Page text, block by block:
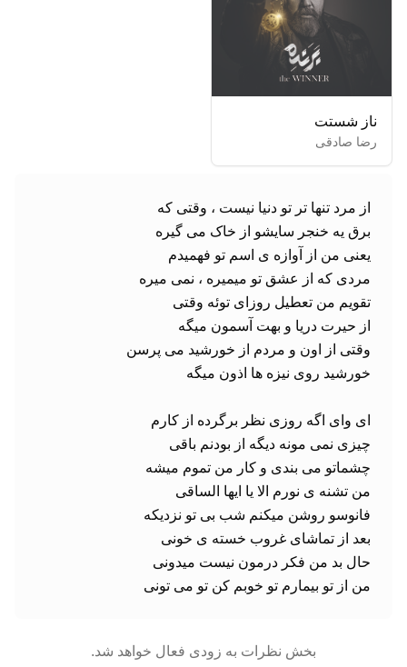
ناز شستت
رضا صادقی
من از تو بیمارم تو خوبم کن تو می تونی
بخش نظرات به زودی فعال خواهد شد.